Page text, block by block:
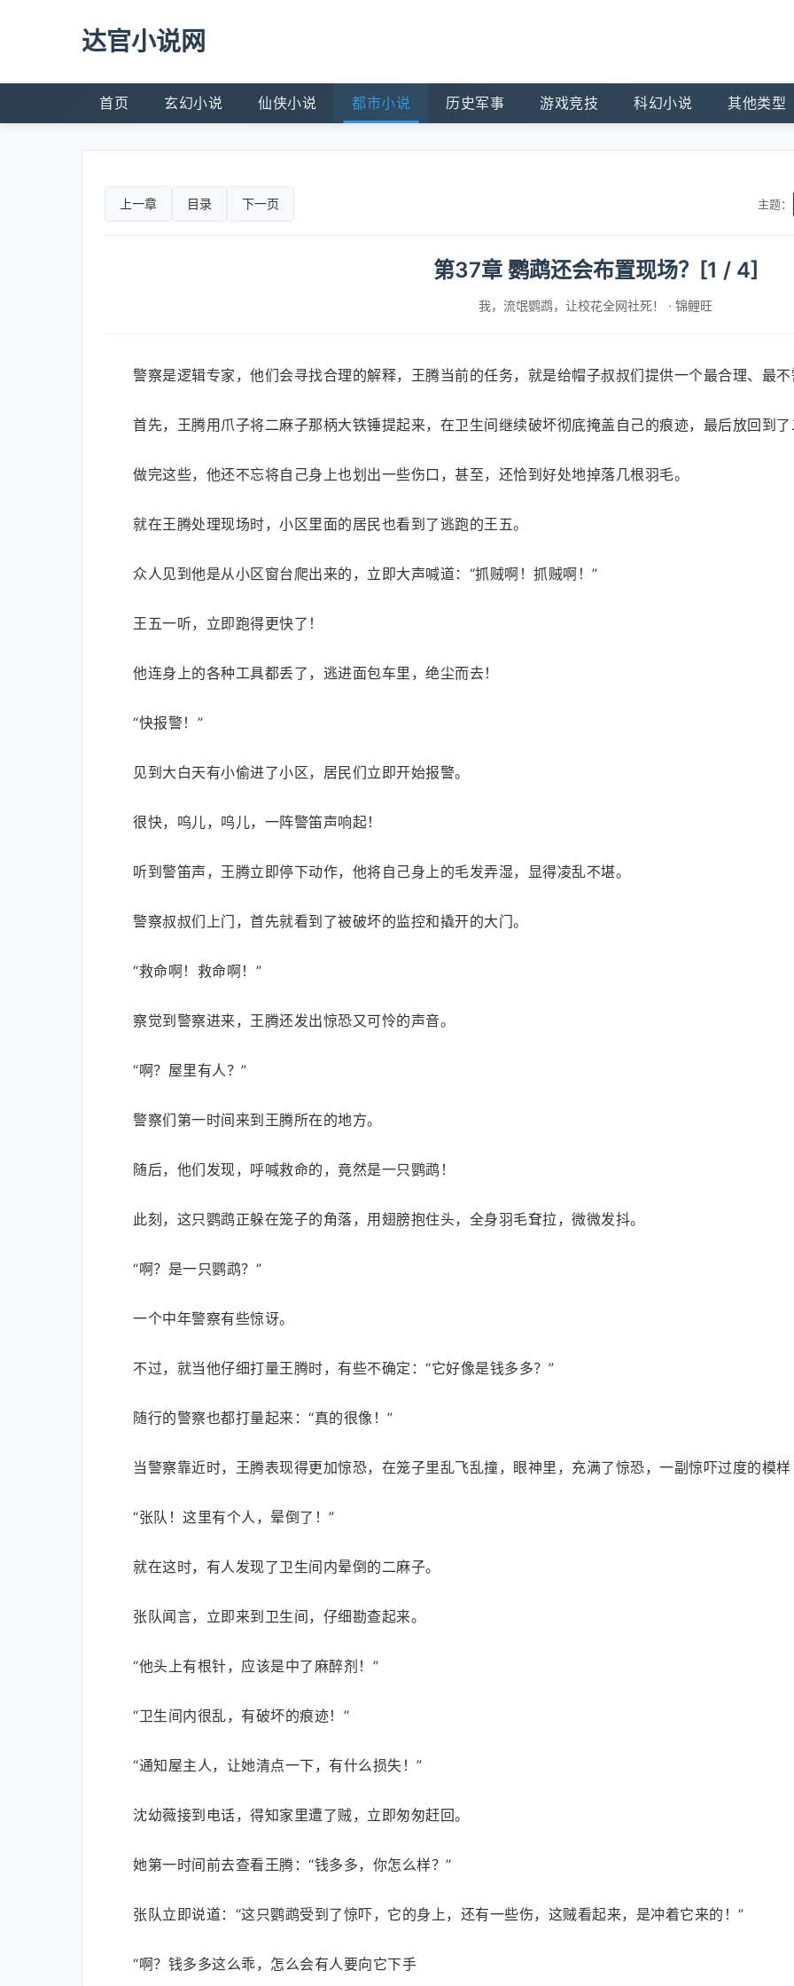
达官小说网
首页 玄幻小说 仙侠小说 都市小说 历史军事 游戏竞技 科幻小说 其他类型
上一章 目录 下一页 主题：
第37章 鹦鹉还会布置现场？[1 / 4]
我，流氓鹦鹉，让校花全网社死！ · 锦鲤旺
警察是逻辑专家，他们会寻找合理的解释，王腾当前的任务，就是给帽子叔叔们提供一个最合理、最
首先，王腾用爪子将二麻子那柄大铁锤提起来，在卫生间继续破坏彻底掩盖自己的痕迹，最后放回到
做完这些，他还不忘将自己身上也划出一些伤口，甚至，还恰到好处地掉落几根羽毛。
就在王腾处理现场时，小区里面的居民也看到了逃跑的王五。
众人见到他是从小区窗台爬出来的，立即大声喊道：“抓贼啊！抓贼啊！”
王五一听，立即跑得更快了！
他连身上的各种工具都丢了，逃进面包车里，绝尘而去！
“快报警！”
见到大白天有小偷进了小区，居民们立即开始报警。
很快，呜儿，呜儿，一阵警笛声响起！
听到警笛声，王腾立即停下动作，他将自己身上的毛发弄湿，显得凌乱不堪。
警察叔叔们上门，首先就看到了被破坏的监控和撬开的大门。
“救命啊！救命啊！”
察觉到警察进来，王腾还发出惊恐又可怜的声音。
“啊？屋里有人？”
警察们第一时间来到王腾所在的地方。
随后，他们发现，呼喊救命的，竟然是一只鹦鹉！
此刻，这只鹦鹉正躲在笼子的角落，用翅膀抱住头，全身羽毛耷拉，微微发抖。
“啊？是一只鹦鹉？”
一个中年警察有些惊讶。
不过，就当他仔细打量王腾时，有些不确定：“它好像是钱多多？”
随行的警察也都打量起来：“真的很像！”
当警察靠近时，王腾表现得更加惊恐，在笼子里乱飞乱撞，眼神里，充满了惊恐，一副惊吓过度的模样
“张队！这里有个人，晕倒了！”
就在这时，有人发现了卫生间内晕倒的二麻子。
张队闻言，立即来到卫生间，仔细勘查起来。
“他头上有根针，应该是中了麻醉剂！”
“卫生间内很乱，有破坏的痕迹！”
“通知屋主人，让她清点一下，有什么损失！”
沈幼薇接到电话，得知家里遭了贼，立即匆匆赶回。
她第一时间前去查看王腾：“钱多多，你怎么样？”
张队立即说道：“这只鹦鹉受到了惊吓，它的身上，还有一些伤，这贼看起来，是冲着它来的！”
“啊？钱多多这么乖，怎么会有人要向它下手